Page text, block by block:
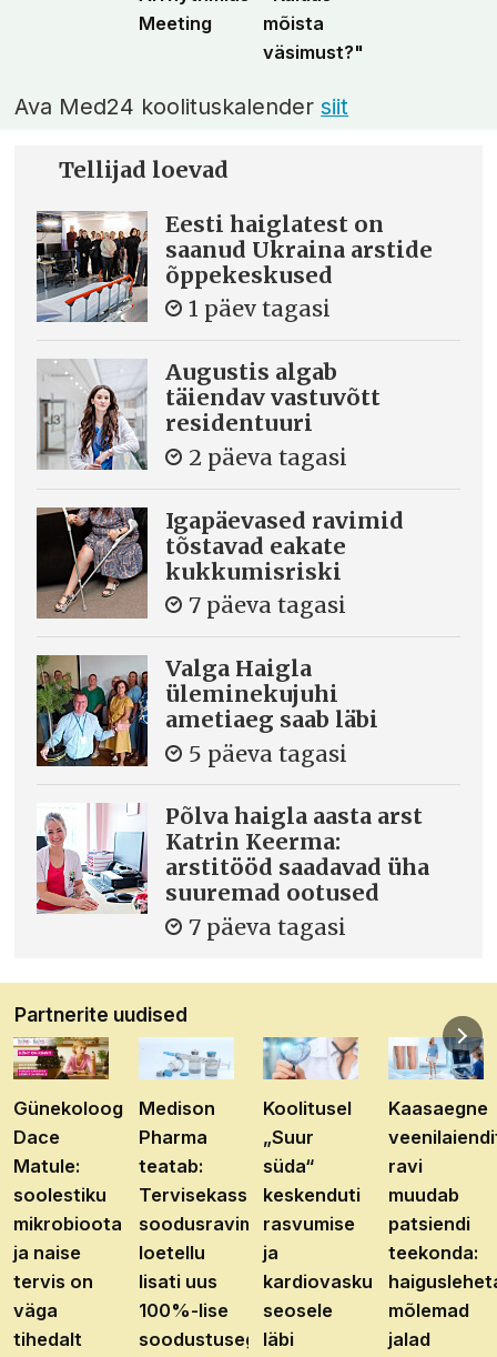
Meeting
mõista
väsimust?"
Ava Med24 koolituskalendersiit
Tellijad loevad
Eesti haiglatest on
saanud Ukraina arstide
õppekeskused
1 päev tagasi
Augustis algab
täiendav vastuvõtt
residentuuri
2 päeva tagasi
Igapäevased ravimid
tõstavad eakate
kukkumisriski
7 päeva tagasi
Valga Haigla
üleminekujuhi
ametiaeg saab läbi
5 päeva tagasi
Põlva haigla aasta arst
Katrin Keerma:
arstitööd saadavad üha
suuremad ootused
7 päeva tagasi
Partnerite uudised
Günekoloog
Dace
Matule:
soolestiku
mikrobioota
ja naise
tervis on
väga
tihedalt
Medison
Pharma
teatab:
Tervisekassa
soodusravimite
loetellu
lisati uus
100%-lise
soodustusega
Koolitusel
„Suur
süda“
keskenduti
rasvumise
ja
kardiovaskulaarhaiguste
seosele
läbi
Kaasaegne
ravi
muudab
patsiendi
teekonda:
mõlemad
jalad